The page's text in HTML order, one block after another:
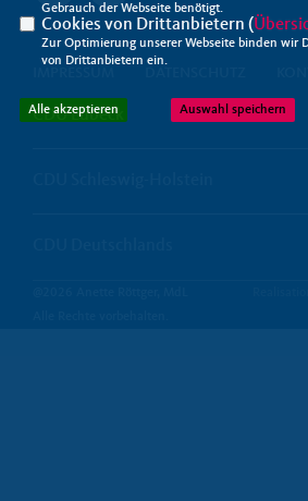
CDU Lübeck
Gebrauch der Webseite benötigt.
Cookies von Drittanbietern (
Zur Optimierung unserer Webseite binden wir
von Drittanbietern ein.
Alle akzeptieren Auswahl speichern